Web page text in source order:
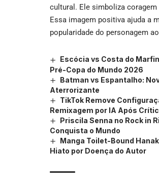
cultural. Ele simboliza
Essa imagem positiva ajuda a
popularidade do personagem
Escócia vs Costa do
Pré-Copa do Mundo 2026
Batman vs Espantalho:
Aterrorizante
TikTok Remove
Remixagem por IA Após
Priscila Senna no Rock in
Conquista o Mundo
Manga Toilet-Bound
Hiato por Doença do Autor